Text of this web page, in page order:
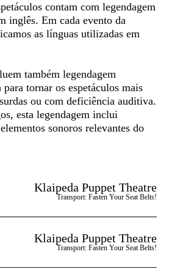
contam com legendagem
inglês. Em cada evento da
as línguas utilizadas em
também legendagem
para tornar os espetáculos mais
ou com deficiência auditiva.
esta legendagem inclui
sonoros relevantes do
Klaipeda Puppet Theatre
Transport: Fasten Your Seat Belts!
Klaipeda Puppet Theatre
Transport: Fasten Your Seat Belts!